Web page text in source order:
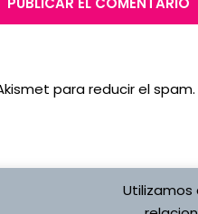
para reducir el spam.
Utilizamos